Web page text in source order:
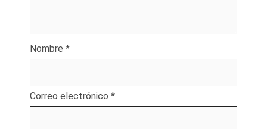
Nombre *
Correo electrónico *